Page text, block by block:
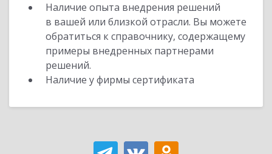
Наличие опыта внедрения решений
в вашей или близкой отрасли. Вы можете
обратиться к справочнику, содержащему
примеры внедренных партнерами
решений.
Наличие у фирмы сертификата